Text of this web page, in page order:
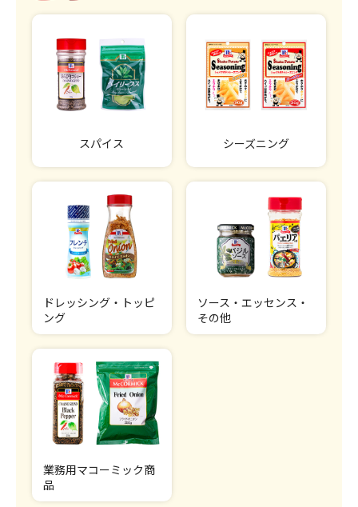
スパイス シーズニング
ドレッシング・トッピ
ング
ソース・エッセンス・
その他
業務用マコーミック商
品